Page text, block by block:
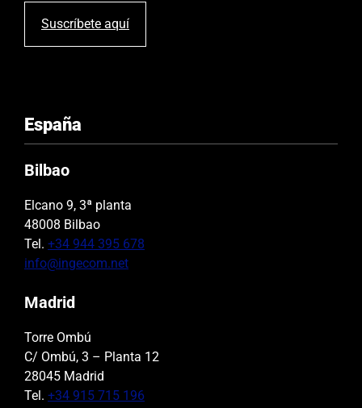
Suscríbete aquí
España
Bilbao
Elcano 9, 3ª planta
48008 Bilbao
Tel. +34 944 395 678
info@ingecom.net
Madrid
Torre Ombú
C/ Ombú, 3 – Planta 12
28045 Madrid
Tel. +34 915 715 196